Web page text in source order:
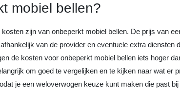
mobiel bellen?
zijn van onbeperkt mobiel bellen. De prijs van
van de provider en eventuele extra diensten
de kosten voor onbeperkt mobiel bellen iets hoger
om goed te vergelijken en te kijken naar wat er
je een weloverwogen keuze kunt maken die past